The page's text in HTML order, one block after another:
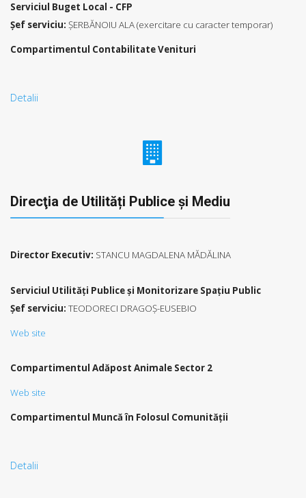
Serviciul Buget Local - CFP
Şef serviciu: ŞERBĂNOIU ALA (exercitare cu caracter temporar)
Compartimentul Contabilitate Venituri
Detalii
Direcţia de Utilități Publice şi Mediu
Director Executiv: STANCU MAGDALENA MĂDĂLINA
Serviciul Utilități Publice și Monitorizare Spațiu Public
Şef serviciu: TEODORECI DRAGOȘ-EUSEBIO
Web site
Compartimentul Adăpost Animale Sector 2
Web site
Compartimentul Muncă în Folosul Comunităţii
Detalii